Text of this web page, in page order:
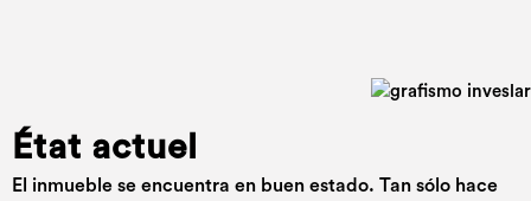
État actuel
El inmueble se encuentra en buen estado. Tan sólo hace